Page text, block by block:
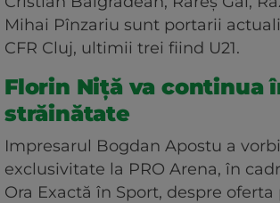
Mihai Pînzariu sunt portarii
CFR Cluj, ultimii trei fiind U21.
Florin Niță va continua
străinătate
Impresarul Bogdan Apostu a
exclusivitate la PRO Arena, în
Ora Exactă în Sport, despre oferta